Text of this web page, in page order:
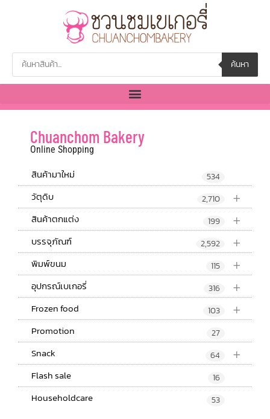
ค้นหา
Chuanchom Bakery
Online Shopping
สินค้ามาใหม่ 534
+
วัตุดิบ 2,710
+
สินค้าตกแต่ง 199
+
บรรจุภัณฑ์ 2,592
+
พิมพ์ขนม 115
+
อุปกรณ์เบเกอรี่ 316
+
Frozen food 103
Promotion 27
+
Snack 64
Flash sale 16
Householdcare 53